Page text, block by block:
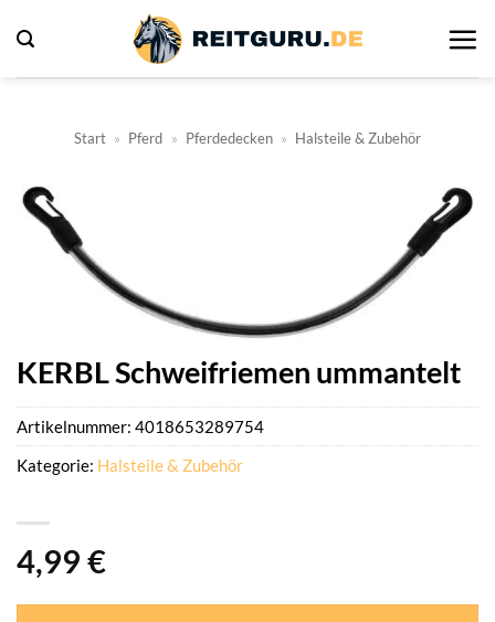
Inhalt
springen
Start » Pferd » Pferdedecken » Halsteile & Zubehör
KERBL Schweifriemen ummantelt
4,99 €
Artikelnummer: 4018653289754
Kategorie: Halsteile & Zubehör